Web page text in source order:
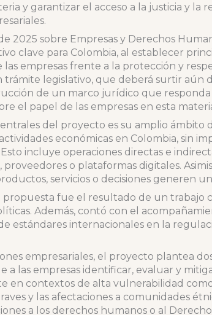
y garantizar el acceso a la justicia y la
2025 sobre Empresas y Derechos
clave para Colombia, al establecer
empresas frente a la protección y
legislativo, que deberá surtir aún
de un marco jurídico que responda
el papel de las empresas en esta
del proyecto es su amplio ámbito
económicas en Colombia, sin
incluye operaciones directas e
proveedores o plataformas digitales.
servicios o decisiones generen
propuesta fue el resultado de un trabajo
Además, contó con el
estándares internacionales en la
empresariales, el proyecto plantea
a las empresas identificar, evaluar y
en contextos de alta vulnerabilidad
y las afectaciones a comunidades
a los derechos humanos o al